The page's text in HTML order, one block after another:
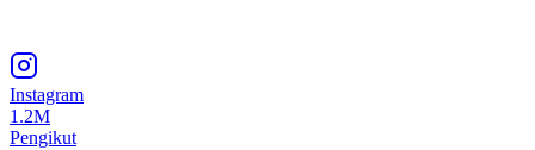
Instagram
1.2M
Pengikut